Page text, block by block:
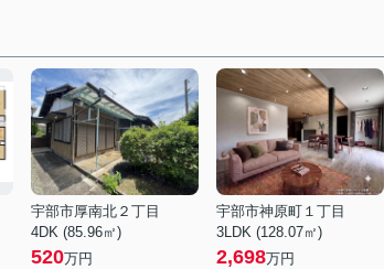
宇部市厚南北２丁目
4DK (85.96㎡)
520万円
宇部市神原町１丁目
3LDK (128.07㎡)
2,698万円